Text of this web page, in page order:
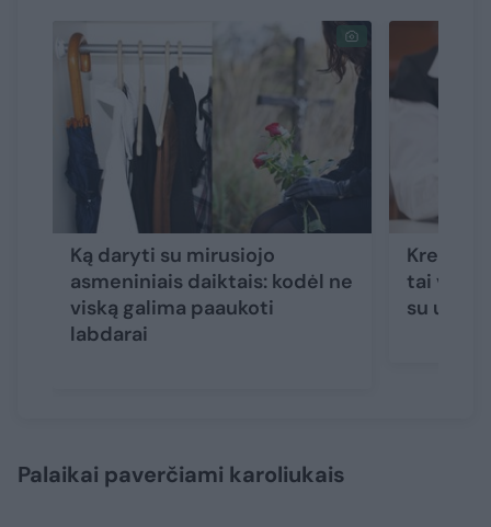
Ką daryti su mirusiojo
asmeniniais daiktais: kodėl ne
viską galima paaukoti
labdarai
tai
su urna
Palaikai paverčiami karoliukais